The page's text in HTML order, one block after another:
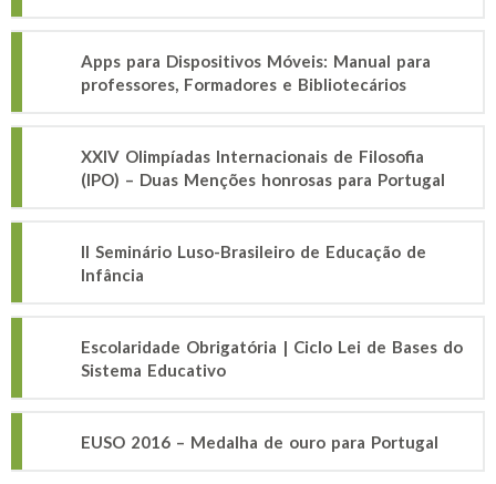
Apps para Dispositivos Móveis: Manual para
professores, Formadores e Bibliotecários
XXIV Olimpíadas Internacionais de Filosofia
(IPO) – Duas Menções honrosas para Portugal
II Seminário Luso-Brasileiro de Educação de
Infância
Escolaridade Obrigatória | Ciclo Lei de Bases do
Sistema Educativo
EUSO 2016 – Medalha de ouro para Portugal